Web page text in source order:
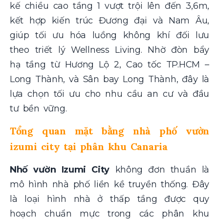
kế chiều cao tầng 1 vượt trội lên đến 3,6m,
kết hợp kiến trúc Đương đại và Nam Âu,
giúp tối ưu hóa luồng không khí đối lưu
theo triết lý Wellness Living. Nhờ đòn bẩy
hạ tầng từ Hương Lộ 2, Cao tốc TP.HCM –
Long Thành, và Sân bay Long Thành, đây là
lựa chọn tối ưu cho nhu cầu an cư và đầu
tư bền vững.
Tổng quan mặt bằng nhà phố vườn
izumi city tại phân khu Canaria
Nhố vườn Izumi City không đơn thuần là
mô hình nhà phố liền kề truyền thống. Đây
là loại hình nhà ở thấp tầng được quy
hoạch chuẩn mực trong các phân khu